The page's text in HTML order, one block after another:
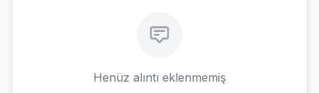
Henüz alıntı eklenmemiş